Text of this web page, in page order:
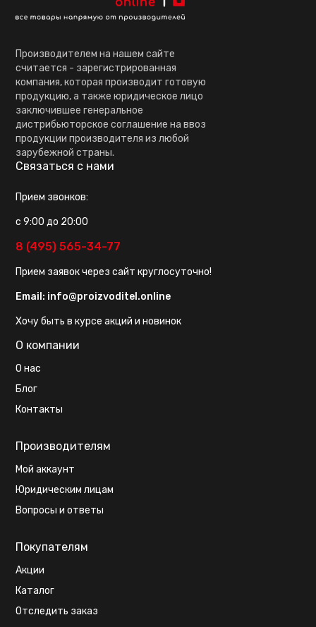
Производителем на нашем сайте
считается - зарегистрированная
компания, которая производит готовую
продукцию, а также юридическое лицо
заключившее генеральное
дистрибьюторское соглашение на ввоз
продукции производителя из любой
зарубежной страны.
Связаться с нами
Прием звонков:
с 9:00 до 20:00
8 (495) 565-34-77
Прием заявок через сайт круглосуточно!
Email: info@proizvoditel.online
Хочу быть в курсе акций и новинок
О компании
О нас
Блог
Контакты
Производителям
Мой аккаунт
Юридическим лицам
Вопросы и ответы
Покупателям
Акции
Каталог
Отследить заказ